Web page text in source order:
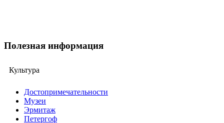
Полезная информация
Культура
Достопримечательности
Музеи
Эрмитаж
Петергоф